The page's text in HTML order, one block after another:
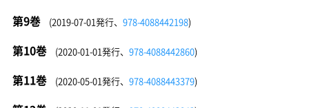
第9巻 (2019-07-01発行、 978-4088442198)
第10巻 (2020-01-01発行、 978-4088442860)
第11巻 (2020-05-01発行、 978-4088443379)